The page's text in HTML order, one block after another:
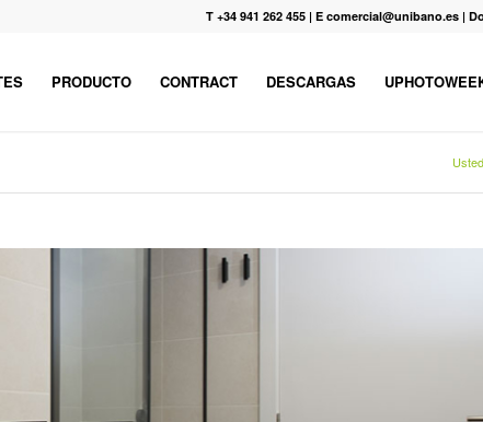
T +34 941 262 455 | E comercial@unibano.es |
PRODUCTO CONTRACT DESCARGAS